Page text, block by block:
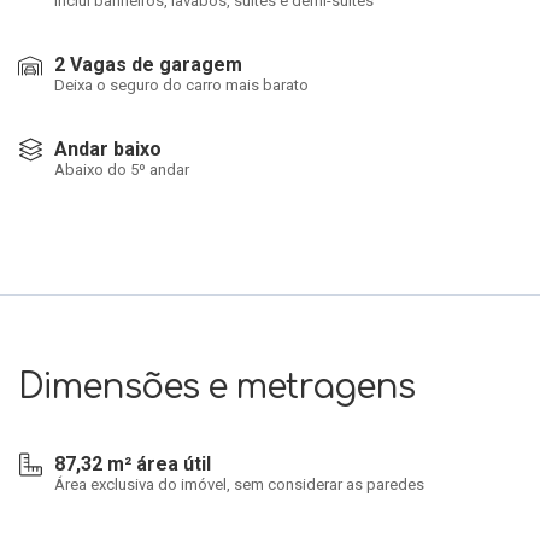
2 Vagas de garagem
Deixa o seguro do carro mais barato
Andar baixo
Abaixo do 5º andar
Dimensões e metragens
87,32 m² área útil
Área exclusiva do imóvel, sem considerar as paredes